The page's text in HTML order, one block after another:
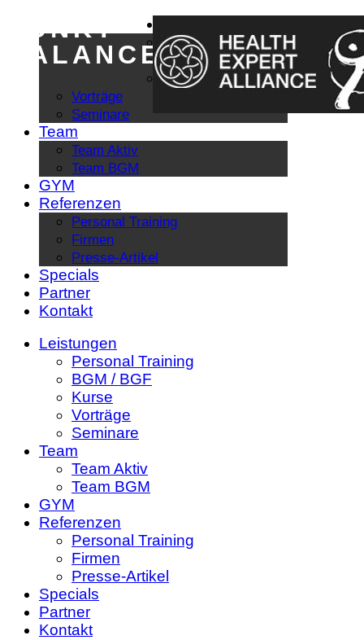
PUNKT
BALANCEPersonal Training
BGM / BGF
Kurse
Vorträge
Seminare
Team
Team Aktiv
Team BGM
GYM
Referenzen
Personal Training
Firmen
Presse-Artikel
Specials
Partner
Kontakt
Leistungen
Personal Training
BGM / BGF
Kurse
Vorträge
Seminare
Team
Team Aktiv
Team BGM
GYM
Referenzen
Personal Training
Firmen
Presse-Artikel
Specials
Partner
Kontakt